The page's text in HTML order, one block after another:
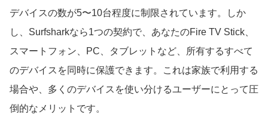
デバイスの数が5〜10台程度に制限されています。しか
し、Surfsharkなら1つの契約で、あなたのFire TV Stick、
スマートフォン、PC、タブレットなど、所有するすべて
のデバイスを同時に保護できます。これは家族で利用する
場合や、多くのデバイスを使い分けるユーザーにとって圧
倒的なメリットです。